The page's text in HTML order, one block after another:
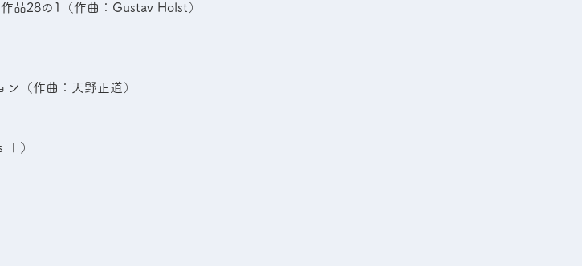
28の1（作曲：Gustav Holst）
ン（作曲：天野正道）
Ⅰ）